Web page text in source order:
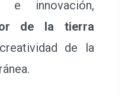
el paso del